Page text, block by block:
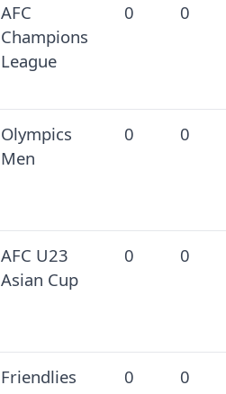
AFC
Champions
League
0 0
Olympics
Men
0 0
AFC U23
Asian Cup
0 0
Friendlies 0 0